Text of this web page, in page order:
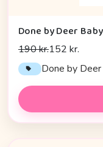
190 kr.152 kr.
Done by Deer